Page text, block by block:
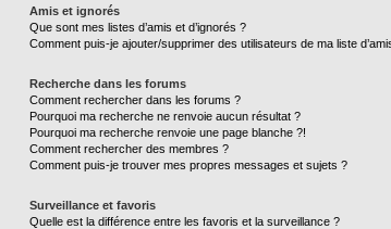
Amis et ignorés
Que sont mes listes d’amis et d’ignorés ?
Comment puis-je ajouter/supprimer des utilisateurs de ma liste
Recherche dans les forums
Comment rechercher dans les forums ?
Pourquoi ma recherche ne renvoie aucun résultat ?
Pourquoi ma recherche renvoie une page blanche ?!
Comment rechercher des membres ?
Comment puis-je trouver mes propres messages et sujets ?
Surveillance et favoris
Quelle est la différence entre les favoris et la surveillance ?